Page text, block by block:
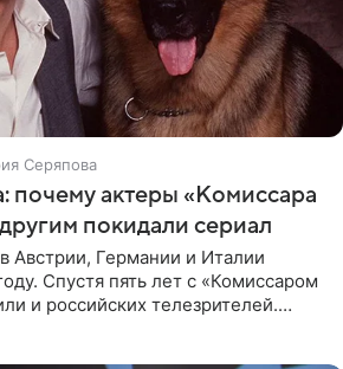
Серяпова
почему актеры «Комиссара
покидали сериал
Австрии, Германии и Италии
Спустя пять лет с «Комиссаром
и российских телезрителей.